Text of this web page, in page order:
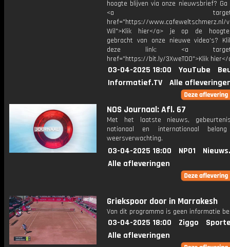
hoogte blijven via onze nieuwsbrief? Ga
<a
href="https://www.cafeweltschmerz.nl/
Wil">Klik hier</a> je op de
gebracht van onze nieuwe video's?
deze link: <a
href="https://bit.ly/3XweTO0">Klik hier</
03-04-2025 18:00 YouTube
Informatief.TV
Alle
NOS Journaal: Afl. 67
Met het laatste nieuws,
nationaal en internationaal
weersverwachting.
03-04-2025 18:00 NPO1
Alle afleveringen
Griekspoor door in Marrakesh
Van dit programma is geen informatie
03-04-2025 18:00 Ziggo
Alle afleveringen